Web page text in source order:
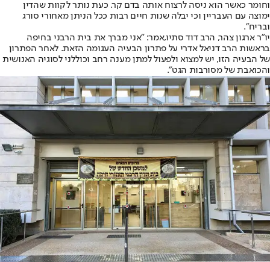
וחומר כאשר הוא ניסה לרצוח אותה בדם קר. כעת נותר לקוות שהדין
ימוצה עם העבריין וכי יבלה שנות חיים רבות ככל הניתן מאחורי סורג
ובריח״.
יו"ר ארגון צהר, הרב דוד סתיו,אמר: "אני מברך את בית הרבני בחיפה
בראשות הרב דניאל אדרי על פתרון הבעיה העגומה הזאת. לאחר הפתרון
של הבעיה הזו, יש למצוא ולפעול למתן מענה רחב וכוללני לסוגיה האנושית
והכואבת של מסורבות הגט".